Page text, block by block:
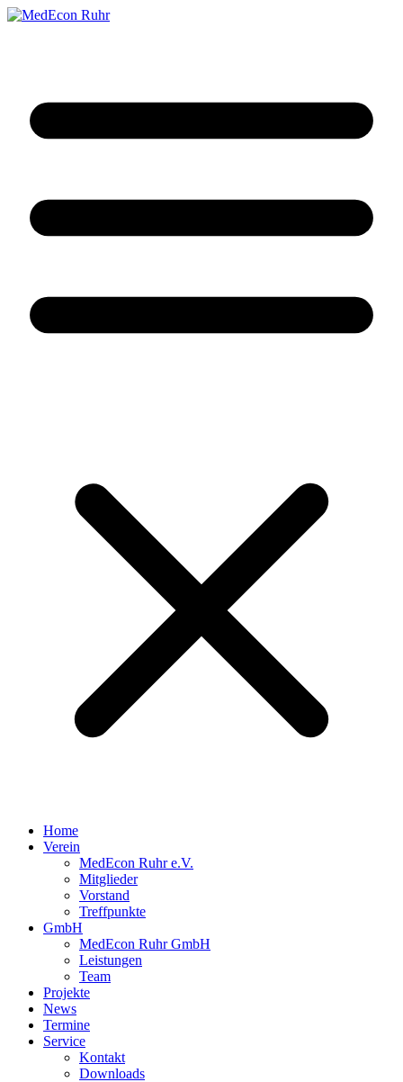
Home
Verein
MedEcon Ruhr e.V.
Mitglieder
Vorstand
Treffpunkte
GmbH
MedEcon Ruhr GmbH
Leistungen
Team
Projekte
News
Termine
Service
Kontakt
Downloads